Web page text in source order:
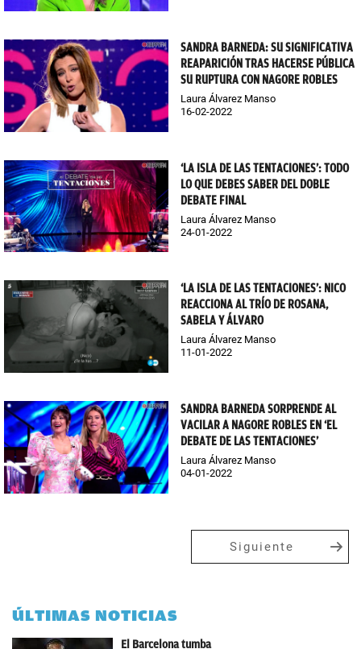
SANDRA BARNEDA: SU SIGNIFICATIVA
REAPARICIÓN TRAS HACERSE PÚBLICA
SU RUPTURA CON NAGORE ROBLES
Laura Álvarez Manso
16-02-2022
‘LA ISLA DE LAS TENTACIONES’: TODO
LO QUE DEBES SABER DEL DOBLE
DEBATE FINAL
Laura Álvarez Manso
24-01-2022
‘LA ISLA DE LAS TENTACIONES’: NICO
REACCIONA AL TRÍO DE ROSANA,
SABELA Y ÁLVARO
Laura Álvarez Manso
11-01-2022
SANDRA BARNEDA SORPRENDE AL
VACILAR A NAGORE ROBLES EN ‘EL
DEBATE DE LAS TENTACIONES’
Laura Álvarez Manso
04-01-2022
Siguiente
ÚLTIMAS NOTICIAS
El Barcelona tumba